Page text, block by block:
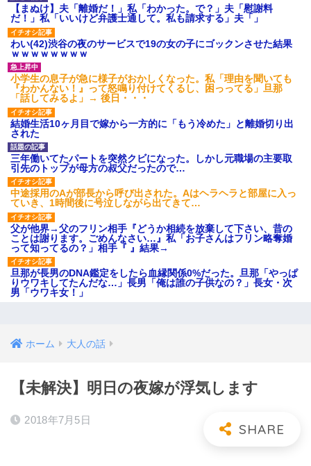
【まぬけ】夫「離婚だ！」私「わかった。で？」夫「慰謝料
だ！」私「いいけど弁護士通して。私も請求する」夫「」
わい(42)渋谷の夜のサービスで19の女の子にゴックンさせた結果
ｗｗｗｗｗｗｗｗ
小学生の息子が急に様子がおかしくなった。私「理由を聞いても
『わかんない！』って怒鳴り付けてくるし、困っってる」旦那
「話してみるよ」→ 後日・・・
結婚生活10ヶ月目で嫁から一方的に「もう冷めた」と離婚切り出
された
三年働いてたパートを突然クビになった。しかし元職場の主要取
引先のトップが母方の叔父だったので…
中途採用のAが部長から呼び出された。Aはヘラヘラと部屋に入っ
ていき、1時間後に号泣しながら出てきて…
父が他界→父のフリン相手『どうか相続を放棄して下さい、昔の
ことは謝ります。ごめんなさい…』私「お子さんはフリン略奪婚
って知ってるの？」相手『 』結果→
旦那が長男のDNA鑑定をしたら血縁関係0%だった。旦那「やっぱ
りウワキしてたんだな…」長男「俺は誰の子供なの？」長女・次
男「ウワキ女！」
ホーム 大人の話
【未解決】明日の夜嫁が浮気します
2018年7月5日